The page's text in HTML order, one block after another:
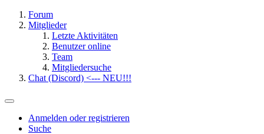
Forum
Mitglieder
Letzte Aktivitäten
Benutzer online
Team
Mitgliedersuche
Chat (Discord) <--- NEU!!!
Anmelden oder registrieren
Suche